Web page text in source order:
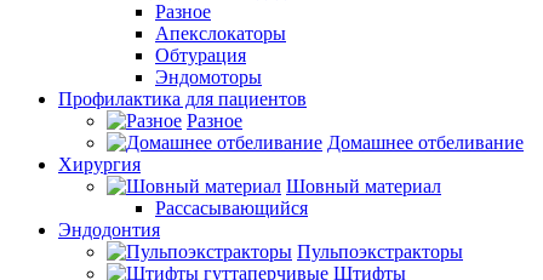
Разное
Апекслокаторы
Обтурация
Эндомоторы
Профилактика для пациентов
Разное
Домашнее отбеливание
Хирургия
Шовный материал
Рассасывающийся
Эндодонтия
Пульпоэкстракторы
Штифты